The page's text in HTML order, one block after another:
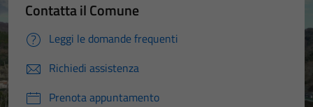
Contatta il Comune
Leggi le domande frequenti
Richiedi assistenza
Prenota appuntamento